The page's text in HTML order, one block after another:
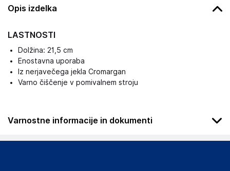
Opis izdelka
LASTNOSTI
Dolžina: 21,5 cm
Enostavna uporaba
Iz nerjavečega jekla Cromargan
Varno čiščenje v pomivalnem stroju
Varnostne informacije in dokumenti
Podatki o proizvajalcu